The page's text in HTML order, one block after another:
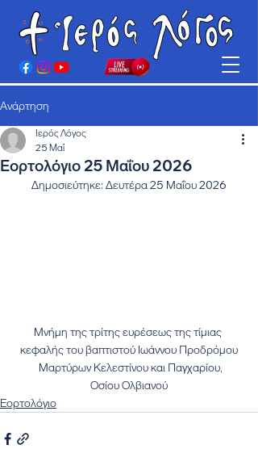
Ανάρτηση
Εορτολόγιο 25 Μαΐου 2026
Ιερός Λόγος
25 Μαΐ
Δημοσιεύτηκε: Δευτέρα 25 Μαΐου 2026
Μνήμη της τρίτης ευρέσεως της τίμιας
κεφαλής του βαπτιστού Ιωάννου Προδρόμου
Μαρτύρων Κελεστίνου και Παγχαρίου,
Οσίου Ολβιανού
Εορτολόγιο